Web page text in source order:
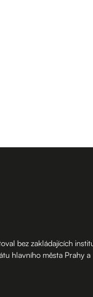
bez zakládajících
hlavního města Prahy a